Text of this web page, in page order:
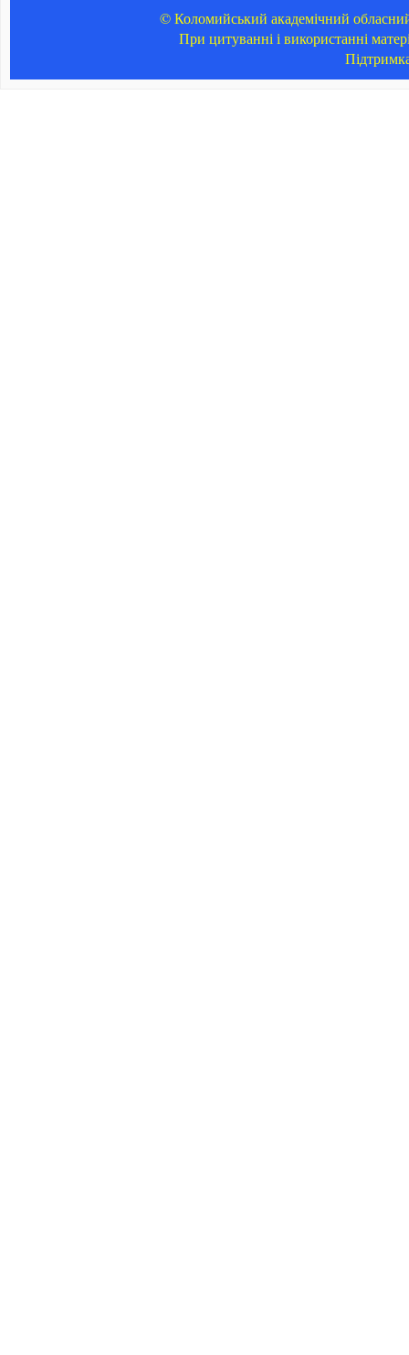
© Коломийський академічний
При цитуванні і використанні